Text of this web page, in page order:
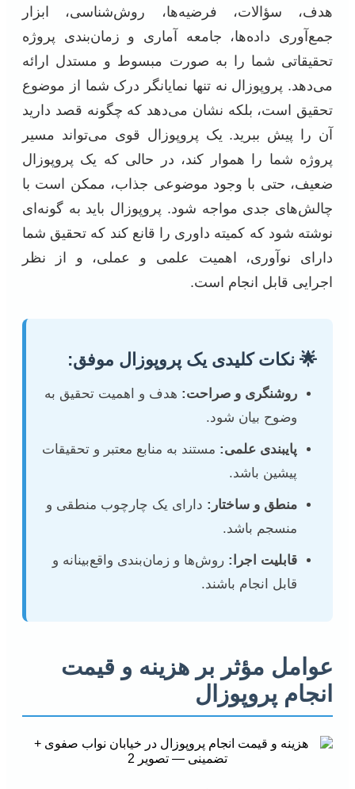
هدف، سؤالات، فرضیه‌ها، روش‌شناسی، ابزار
جمع‌آوری داده‌ها، جامعه آماری و زمان‌بندی پروژه
تحقیقاتی شما را به صورت مبسوط و مستدل ارائه
می‌دهد. پروپوزال نه تنها نمایانگر درک شما از موضوع
تحقیق است، بلکه نشان می‌دهد که چگونه قصد دارید
آن را پیش ببرید. یک پروپوزال قوی می‌تواند مسیر
پروژه شما را هموار کند، در حالی که یک پروپوزال
ضعیف، حتی با وجود موضوعی جذاب، ممکن است با
چالش‌های جدی مواجه شود. پروپوزال باید به گونه‌ای
نوشته شود که کمیته داوری را قانع کند که تحقیق شما
دارای نوآوری، اهمیت علمی و عملی، و از نظر
اجرایی قابل انجام است.
🌟 نکات کلیدی یک پروپوزال موفق:
روشنگری و صراحت: هدف و اهمیت تحقیق به
وضوح بیان شود.
پایبندی علمی: مستند به منابع معتبر و تحقیقات
پیشین باشد.
منطق و ساختار: دارای یک چارچوب منطقی و
منسجم باشد.
قابلیت اجرا: روش‌ها و زمان‌بندی واقع‌بینانه و
قابل انجام باشند.
عوامل مؤثر بر هزینه و قیمت
انجام پروپوزال